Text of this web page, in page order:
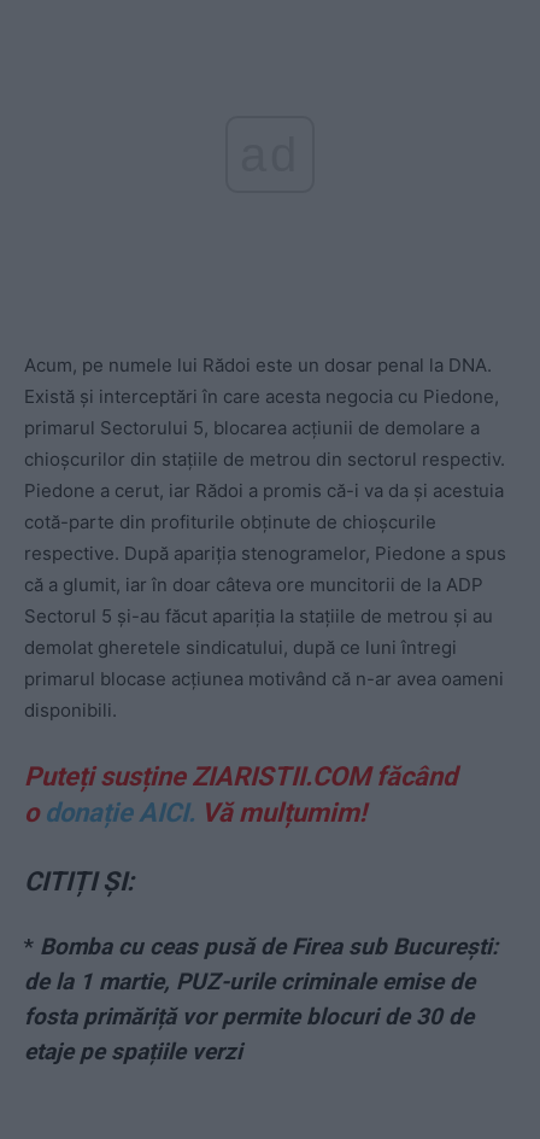
Acum, pe numele lui Rădoi este un dosar penal la DNA.
Există și interceptări în care acesta negocia cu Piedone,
primarul Sectorului 5, blocarea acțiunii de demolare a
chioșcurilor din stațiile de metrou din sectorul respectiv.
Piedone a cerut, iar Rădoi a promis că-i va da și acestuia
cotă-parte din profiturile obținute de chioșcurile
respective. După apariția stenogramelor, Piedone a spus
că a glumit, iar în doar câteva ore muncitorii de la ADP
Sectorul 5 și-au făcut apariția la stațiile de metrou și au
demolat gheretele sindicatului, după ce luni întregi
primarul blocase acțiunea motivând că n-ar avea oameni
disponibili.
Puteți susține ZIARISTII.COM făcând
o donație AICI. Vă mulțumim!
CITIȚI ȘI:
* Bomba cu ceas pusă de Firea sub București:
de la 1 martie, PUZ-urile criminale emise de
fosta primăriță vor permite blocuri de 30 de
etaje pe spațiile verzi